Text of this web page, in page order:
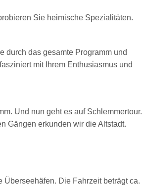
Sie heimische Spezialitäten.
durch das gesamte Programm und
mit Ihrem Enthusiasmus und
Und nun geht es auf Schlemmertour.
Gängen erkunden wir die Altstadt.
Die Fahrzeit beträgt ca.